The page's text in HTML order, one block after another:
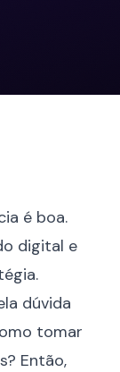
é boa.
digital e
dúvida
tomar
Então,